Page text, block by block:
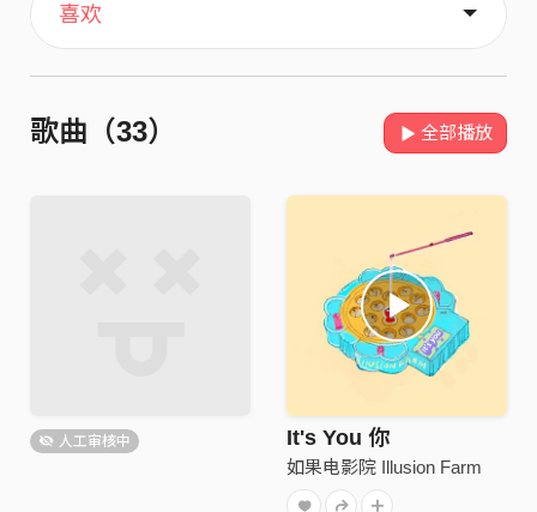
主页
喜欢
关于
歌曲（33） 全部播放
人工审核中 It's You 你
如果电影院 Illusion Farm